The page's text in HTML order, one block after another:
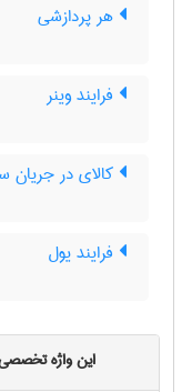
هر پردازشی
فرایند وینر
کالای در
فرایند یول
این واژه